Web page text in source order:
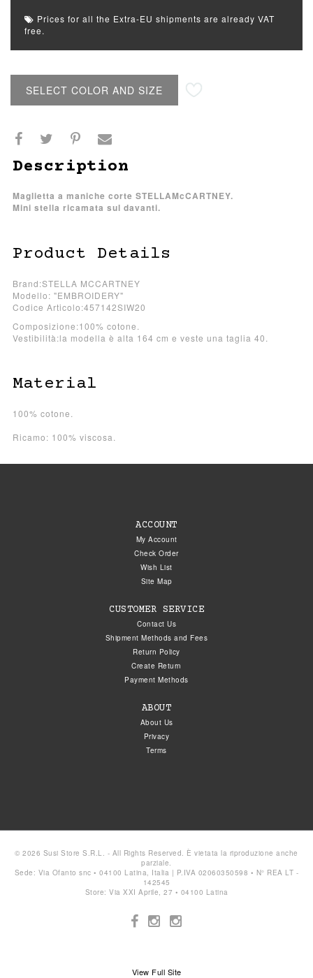
Prices for all the Extra-EU shipments are already VAT
free.
SELECT COLOR AND SIZE
Description
Maglietta a maniche corte STELLAMcCARTNEY.
Mini stella ricamata sul davanti.
Product Details
Brand:STELLA MCCARTNEY
Modello: "EMBROIDERY"
Codice Articolo:457142SIW20
Composizione:100% cotone.
Vestibilità:la modella è alta 164 cm e veste una taglia 40.
Material
100% cotone.
Ricamo: 100% viscosa.
ACCOUNT
My Account
Check Order
Wish List
Site Map
CUSTOMER SERVICE
Contact Us
Shipment Methods and Fees
Return Policy
Create Return
Payment Methods
ABOUT
About Us
Privacy
Terms
© 2026 Susi Store S.R.L. - All Rights Reserved. È vietata la riproduzione anche
parziale.
Sede: Via Ofanto snc • 04100 Latina, Italia | P.IVA 02060350598 • N° REA LT -
142545
Store: Via XXI Aprile, 27 • 04100 Latina
View Full Site